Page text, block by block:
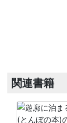
関連書籍